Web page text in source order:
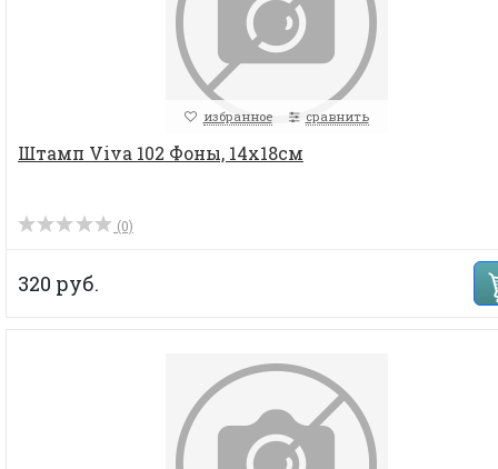
избранное сравнить
Штамп Viva 102 Фоны, 14х18см
(0)
320 руб.